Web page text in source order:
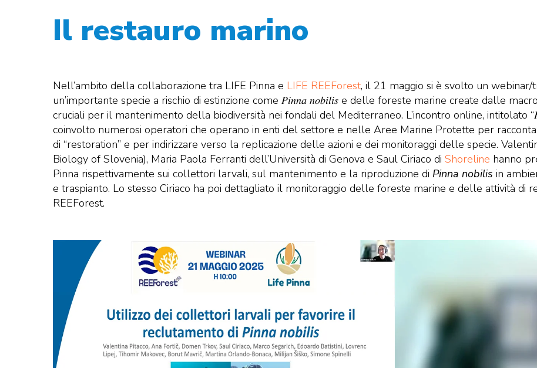
Il restauro marino
Nell’ambito della collaborazione tra LIFE Pinna e LIFE REEForest, il 21 maggio si è svolto un
un’importante specie a rischio di estinzione come 𝑃𝑖𝑛𝑛𝑎 𝑛𝑜𝑏𝑖𝑙𝑖𝑠 e delle foreste marine create dalle
cruciali per il mantenimento della biodiversità nei fondali del Mediterraneo. L’incontro online, intitolato
coinvolto numerosi operatori che operano in enti del settore e nelle Aree Marine Protette per
di “restoration” e per indirizzare verso la replicazione delle azioni e dei monitoraggi delle specie.
Biology of Slovenia), Maria Paola Ferranti dell’Università di Genova e Saul Ciriaco di Shoreline hanno
Pinna rispettivamente sui collettori larvali, sul mantenimento e la riproduzione di Pinna nobilis in
e traspianto. Lo stesso Ciriaco ha poi dettagliato il monitoraggio delle foreste marine e delle attività di
REEForest.